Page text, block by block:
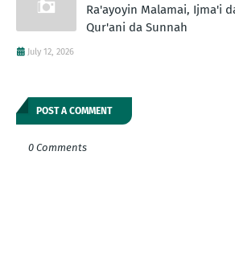
Ra'ayoyin Malamai, Ijma'i
Qur'ani da Sunnah
July 12, 2026
POST A COMMENT
0 Comments